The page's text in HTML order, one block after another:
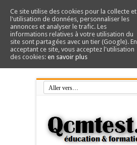
Ce site utilise des cookies pour la collecte et
l'utilisation de données, personnaliser les
annonces et analyser le trafic. Les
informations relatives à votre utilisation du
site sont partagées avec un tier (Google). En
acceptant ce site, vous acceptez l'utilisation
des cookies: en savoir plus